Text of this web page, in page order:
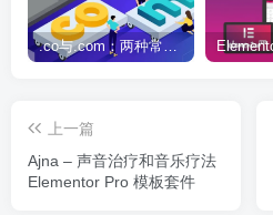
上一篇
Ajna – 声音治疗和音乐疗法
Elementor Pro 模板套件